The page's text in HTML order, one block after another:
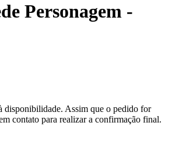
Personagem -
disponibilidade. Assim que o pedido for
contato para realizar a confirmação final.